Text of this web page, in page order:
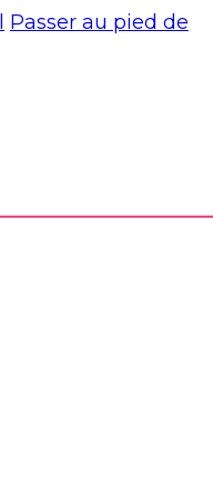
Passer au pied de